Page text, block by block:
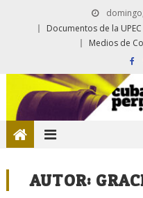
Documentos de la UPEC
Medios de
AUTOR: